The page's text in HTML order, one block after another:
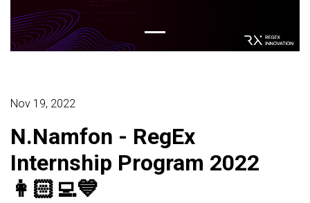
Nov 19, 2022
N.Namfon - RegEx
Internship Program 2022
👩🏻‍💻💙